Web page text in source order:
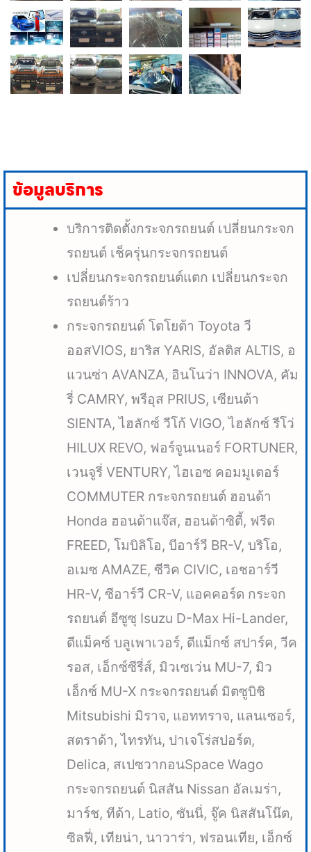
ข้อมูลบริการ
บริการติดตั้งกระจกรถยนต์ เปลี่ยนกระจก
รถยนต์ เช็ครุ่นกระจกรถยนต์
เปลี่ยนกระจกรถยนต์แตก เปลี่ยนกระจก
รถยนต์ร้าว
กระจกรถยนต์ โตโยต้า Toyota วี
ออสVIOS, ยาริส YARIS, อัลติส ALTIS, อ
แวนซ่า AVANZA, อินโนว่า INNOVA, คัม
รี่ CAMRY, พรีอุส PRIUS, เซียนต้า
SIENTA, ไฮลักซ์ วีโก้ VIGO, ไฮลักซ์ รีโว่
HILUX REVO, ฟอร์จูนเนอร์ FORTUNER,
เวนจูรี่ VENTURY, ไฮเอซ คอมมูเตอร์
COMMUTER กระจกรถยนต์ ฮอนด้า
Honda ฮอนด้าแจ๊ส, ฮอนด้าซิตี้, ฟรีด
FREED, โมบิลิโอ, บีอาร์วี BR-V, บริโอ,
อเมซ AMAZE, ซีวิค CIVIC, เอชอาร์วี
HR-V, ซีอาร์วี CR-V, แอคคอร์ด กระจก
รถยนต์ อีซูซุ Isuzu D-Max Hi-Lander,
ดีแม็คซ์ บลูเพาเวอร์, ดีแม็กซ์ สปาร์ค, วีค
รอส, เอ็กซ์ซีรี่ส์, มิวเซเว่น MU-7, มิว
เอ็กซ์ MU-X กระจกรถยนต์ มิตซูบิชิ
Mitsubishi มิราจ, แอททราจ, แลนเซอร์,
สตราด้า, ไทรทัน, ปาเจโร่สปอร์ต,
Delica, สเปซวากอนSpace Wago
กระจกรถยนต์ นิสสัน Nissan อัลเมร่า,
มาร์ช, ทีด้า, Latio, ซันนี่, จู๊ค นิสสันโน๊ต,
ซิลฟี่, เทียน่า, นาวาร่า, ฟรอนเทีย, เอ็กซ์